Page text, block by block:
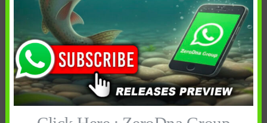
Azione: Floating
Affondabilità: 0-0.5 mt
Colore artificiale:
Nude Black
Azione: Floating
Affondabilità: 0-0.5 mt
Colore artificiale:
Real Ketabass